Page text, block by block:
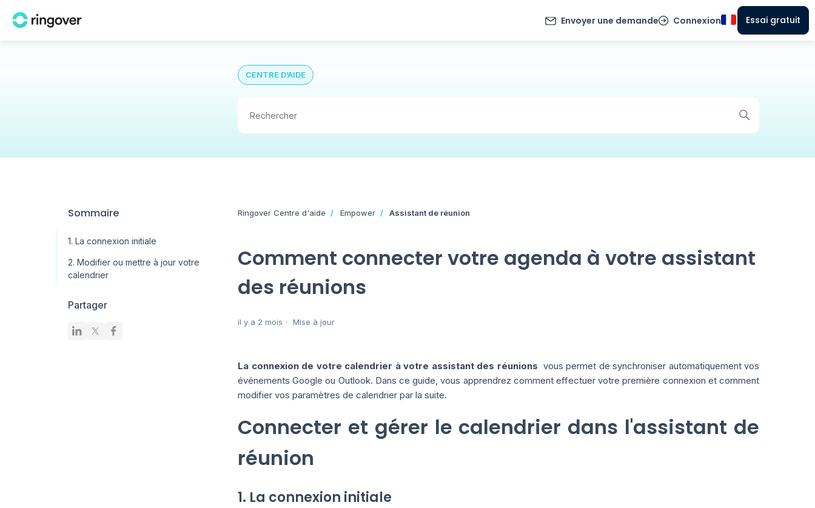
Envoyer une demande Connexion Essai gratuit
CENTRE D’AIDE
Sommaire
1. La connexion initiale
2. Modifier ou mettre à jour votre
calendrier
Partager
Ringover Centre d'aide Empower Assistant de réunion
Comment connecter votre agenda à votre assistant
des réunions
il y a 2 mois Mise à jour
La connexion de votre calendrier à votre assistant des réunions vous permet de synchroniser automatiquement vos
événements Google ou Outlook. Dans ce guide, vous apprendrez comment effectuer votre première connexion et comment
modifier vos paramètres de calendrier par la suite.
Connecter et gérer le calendrier dans l'assistant de
réunion
1. La connexion initiale